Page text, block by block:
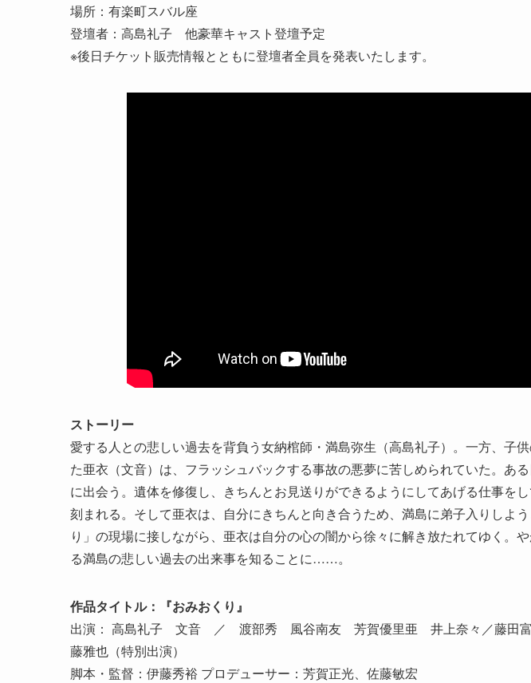
場所：有楽町スバル座
登壇者：高島礼子 他豪華キャスト登壇予定
※後日チケット販売情報とともに登壇者全員を発表いたします。
ストーリー
愛する人との悲しい過去を背負う女納棺師・満島弥生（高島礼子）。一方、子
た亜衣（文音）は、フラッシュバックする事故の悪夢に苦しめられていた。あ
に出会う。遺体を修復し、きちんとお見送りができるようにしてあげる仕事を
刻まれる。そして亜衣は、自分にきちんと向き合うため、満島に弟子入りしよ
り」の現場に接しながら、亜衣は自分の心の闇から徐々に解き放たれてゆく。
る満島の悲しい過去の出来事を知ることに……。
作品タイトル：『おみおくり』
出演： 高島礼子 文音 ／ 渡部秀 風谷南友 芳賀優里亜 井上奈々／藤田富
藤雅也（特別出演）
脚本・監督：伊藤秀裕 プロデューサー：芳賀正光、佐藤敏宏